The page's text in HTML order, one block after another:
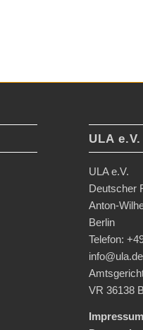
ULA e.V.
ULA e.V.
Deutscher
Anton-
Berlin
Telefon:
info@ula.de
VR 36138 B
Impressum